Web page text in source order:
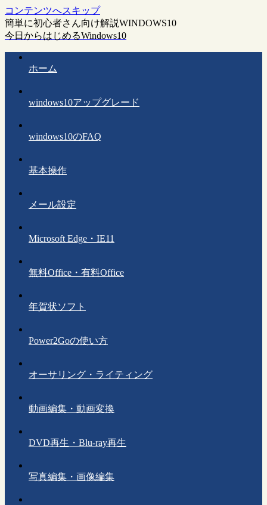
コンテンツへスキップ
簡単に初心者さん向け解説WINDOWS10
今日からはじめるWindows10
ホーム
windows10アップグレード
windows10のFAQ
基本操作
メール設定
Microsoft Edge・IE11
無料Office・有料Office
年賀状ソフト
Power2Goの使い方
オーサリング・ライティング
動画編集・動画変換
DVD再生・Blu-ray再生
写真編集・画像編集